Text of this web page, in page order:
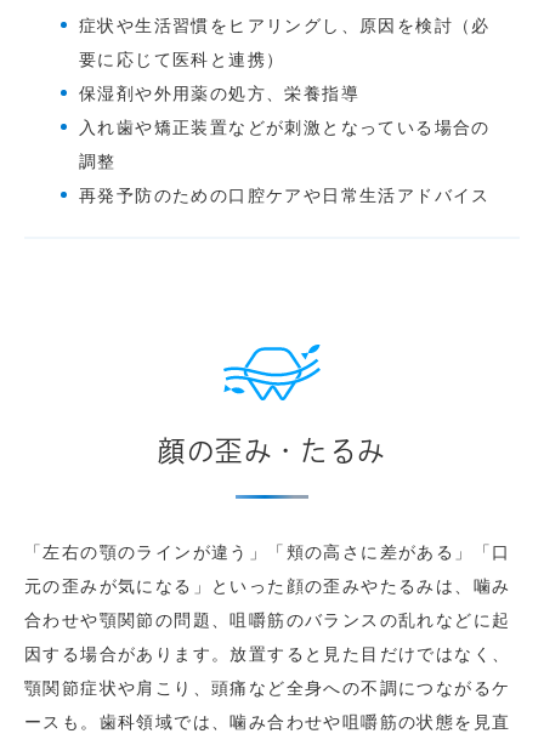
症状や生活習慣をヒアリングし、原因を検討（必
要に応じて医科と連携）
保湿剤や外用薬の処方、栄養指導
入れ歯や矯正装置などが刺激となっている場合の
調整
再発予防のための口腔ケアや日常生活アドバイス
顔の歪み・たるみ
「左右の顎のラインが違う」「頬の高さに差がある」「口
元の歪みが気になる」といった顔の歪みやたるみは、噛み
合わせや顎関節の問題、咀嚼筋のバランスの乱れなどに起
因する場合があります。放置すると見た目だけではなく、
顎関節症状や肩こり、頭痛など全身への不調につながるケ
ースも。歯科領域では、噛み合わせや咀嚼筋の状態を見直